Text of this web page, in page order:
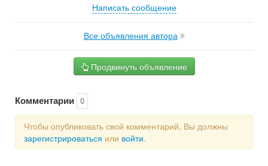
Написать сообщение
Все объявления автора
Продвинуть объявление
Комментарии 0
Чтобы опубликовать свой комментарий, Вы должны
зарегистрироваться или войти.